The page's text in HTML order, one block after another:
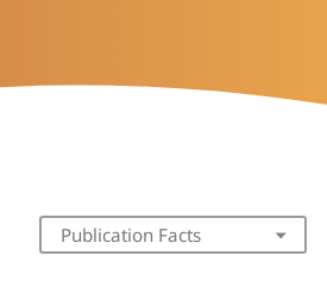
Publication Facts